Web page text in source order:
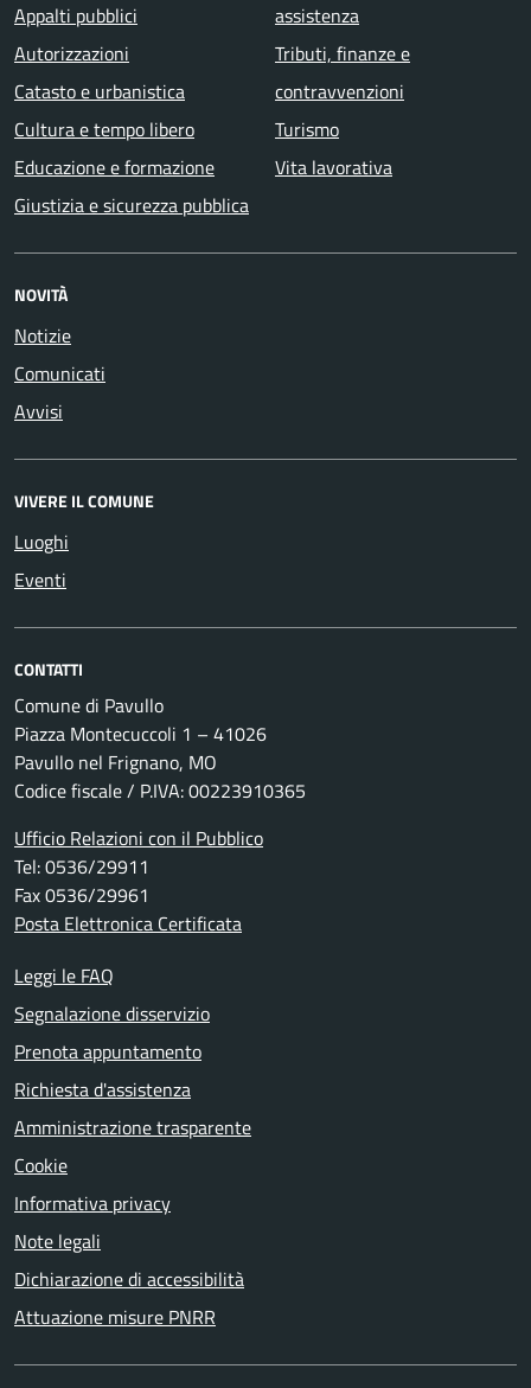
Appalti pubblici
Autorizzazioni
Catasto e urbanistica
Cultura e tempo libero
Educazione e formazione
Giustizia e sicurezza pubblica
assistenza
Tributi, finanze e
contravvenzioni
Turismo
Vita lavorativa
NOVITÀ
Notizie
Comunicati
Avvisi
VIVERE IL COMUNE
Luoghi
Eventi
CONTATTI
Comune di Pavullo
Piazza Montecuccoli 1 – 41026
Pavullo nel Frignano, MO
Codice fiscale / P.IVA: 00223910365
Ufficio Relazioni con il Pubblico
Tel: 0536/29911
Fax 0536/29961
Posta Elettronica Certificata
Leggi le FAQ
Segnalazione disservizio
Prenota appuntamento
Richiesta d'assistenza
Amministrazione trasparente
Cookie
Informativa privacy
Note legali
Dichiarazione di accessibilità
Attuazione misure PNRR